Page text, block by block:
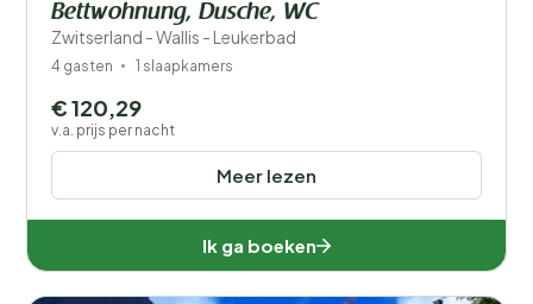
Bettwohnung, Dusche, WC
Zwitserland - Wallis - Leukerbad
4 gasten 1 slaapkamers
Meer lezen
€ 120,29
v.a. prijs per nacht
Ik ga boeken